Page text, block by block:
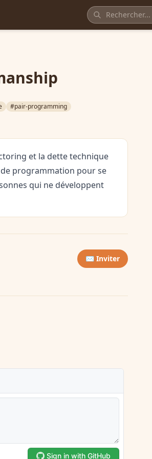
#pair-programming
et la dette technique
de programmation pour se
qui ne développent
✉️ Inviter